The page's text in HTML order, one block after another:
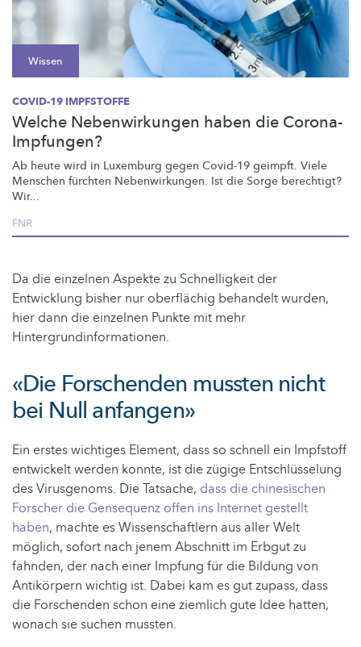
Wissen
COVID-19 IMPFSTOFFE
Welche Nebenwirkungen haben die Corona-
Impfungen?
Ab heute wird in Luxemburg gegen Covid-19 geimpft. Viele
Menschen fürchten Nebenwirkungen. Ist die Sorge berechtigt?
Wir...
FNR
Da die einzelnen Aspekte zu Schnelligkeit der
Entwicklung bisher nur oberflächig behandelt wurden,
hier dann die einzelnen Punkte mit mehr
Hintergrundinformationen.
«Die Forschenden mussten nicht
bei Null anfangen»
Ein erstes wichtiges Element, dass so schnell ein Impfstoff
entwickelt werden konnte, ist die zügige Entschlüsselung
des Virusgenoms. Die Tatsache, dass die chinesischen
Forscher die Gensequenz offen ins Internet gestellt
haben, machte es Wissenschaftlern aus aller Welt
möglich, sofort nach jenem Abschnitt im Erbgut zu
fahnden, der nach einer Impfung für die Bildung von
Antikörpern wichtig ist. Dabei kam es gut zupass, dass
die Forschenden schon eine ziemlich gute Idee hatten,
wonach sie suchen mussten.